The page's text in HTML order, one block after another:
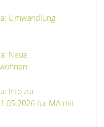
Umwandlung
Neue
Info zur
für MA mit